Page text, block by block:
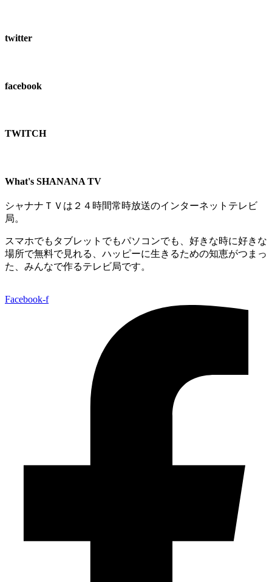
twitter
facebook
TWITCH​
What's SHANANA TV
シャナナＴＶは２４時間常時放送のインターネットテレビ
局。
スマホでもタブレットでもパソコンでも、好きな時に好きな
場所で無料で見れる、 ハッピーに生きるための知恵がつまっ
た、みんなで作るテレビ局です。
Facebook-f